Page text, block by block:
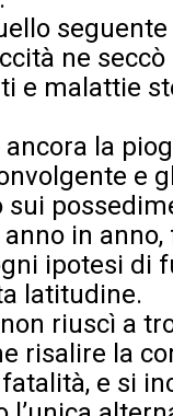
seguente
ne seccò
e malattie
ancora la
e
sui
anno in anno,
ipotesi di
latitudine.
non riuscì a
risalire la
fatalità, e si